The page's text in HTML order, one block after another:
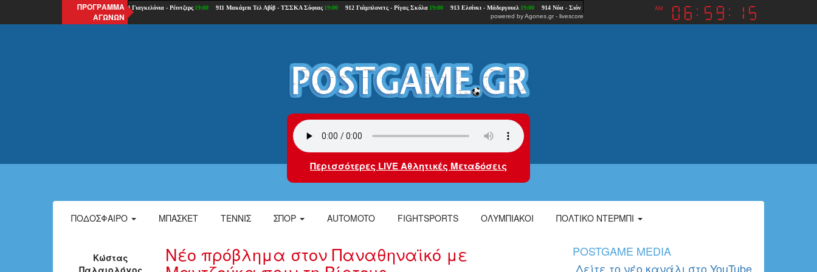
ΠΡΟΓΡΑΜΜΑ
ΑΓΩΝΩΝ
powered byAgones.gr- livescore
AM
Περισσότερες LIVE Αθλητικές Μεταδόσεις
ΠΟΔΌΣΦΑΙΡΟ ΜΠΆΣΚΕΤ ΤΈΝΝΙΣ ΣΠΟΡ AUTOMOTO FIGHTSPORTS ΟΛΥΜΠΙΑΚΟΙ ΠΟΛΤΙΚΌ ΝΤΈΡΜΠΙ
Κώστας
Παλαιολόγος
Νέο πρόβλημα στον Παναθηναϊκό με
POSTGAME MEDIA
Δείτε το νέο κανάλι στο YouTube